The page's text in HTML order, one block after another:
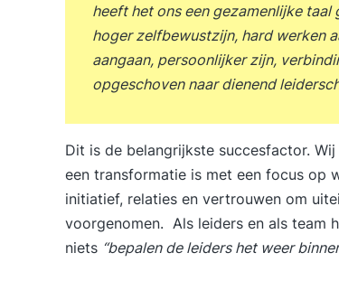
heeft het ons een gezamenlijke taal
hoger zelfbewustzijn, hard werken
aangaan, persoonlijker zijn,
opgeschoven naar dienend
Dit is de belangrijkste succesfactor.
een transformatie is met een focus op
initiatief, relaties en vertrouwen om
voorgenomen. Als leiders en als team
niets “bepalen de leiders het weer